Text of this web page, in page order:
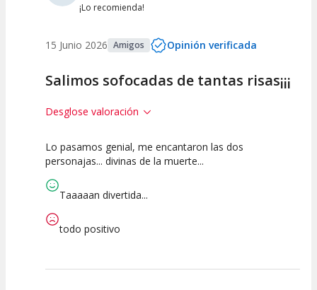
¡Lo recomienda!
15 Junio 2026 Amigos Opinión verificada
Salimos sofocadas de tantas risas¡¡¡
Desglose valoración
10
Espectáculo
10
Escena
10
Lo pasamos genial, me encantaron las dos
personajas... divinas de la muerte...
Taaaaan divertida...
todo positivo